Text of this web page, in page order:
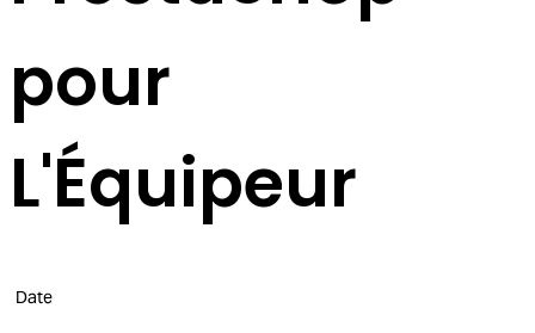
pour
L'Équipeur
Date